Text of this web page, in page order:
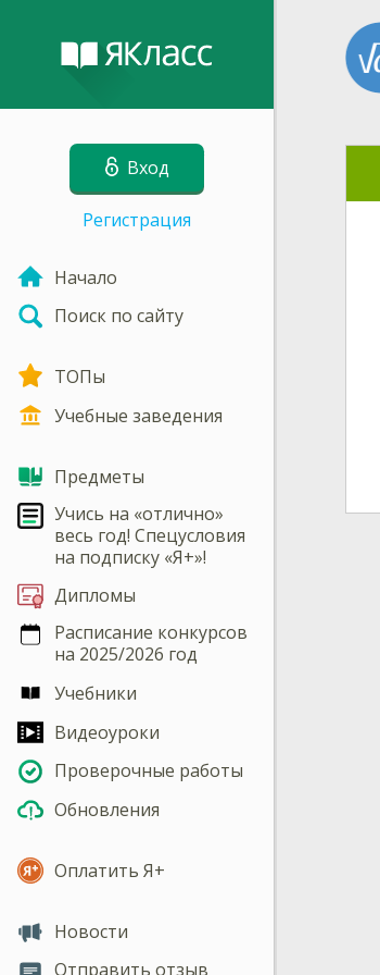
Вход
Регистрация
Начало
Поиск по сайту
ТОПы
Учебные заведения
Предметы
Учись на «отлично»
весь год! Спецусловия
на подписку «Я+»!
Дипломы
Расписание конкурсов
на 2025/2026 год
Учебники
Видеоуроки
Проверочные работы
Обновления
Оплатить Я+
Новости
Отправить отзыв